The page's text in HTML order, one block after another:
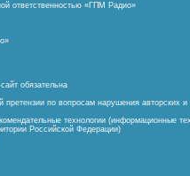
ответственностью «ГПМ Радио»
обязательна
претензии по вопросам нарушения авторских
технологии (информационные
Российской Федерации)